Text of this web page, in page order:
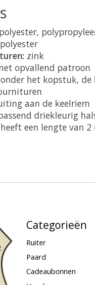
polyester,
polyester
zink
opvallend patroon
het kopstuk,
aan de keelriem
driekleurig
een lengte van 2
Categorieën
Ruiter
Paard
Cadeaubonnen